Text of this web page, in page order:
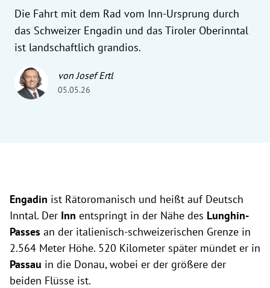
Untermenü
Die Fahrt mit dem Rad vom Inn-Ursprung durch
das Schweizer Engadin und das Tiroler Oberinntal
ist landschaftlich grandios.
von Josef Ertl
05.05.26
Engadin ist Rätoromanisch und heißt auf Deutsch
Inntal. Der Inn entspringt in der Nähe des Lunghin-
Passes an der italienisch-schweizerischen Grenze in
2.564 Meter Höhe. 520 Kilometer später mündet er in
Passau in die Donau, wobei er der größere der
beiden Flüsse ist.